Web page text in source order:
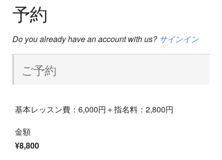
予約
Do you already have an account with us? サインイン
ご予約
基本レッスン費：6,000円＋指名料：2,800円
金額
¥8,800